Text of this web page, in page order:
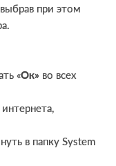
выбрав при этом
«Ок» во всех
в папку System